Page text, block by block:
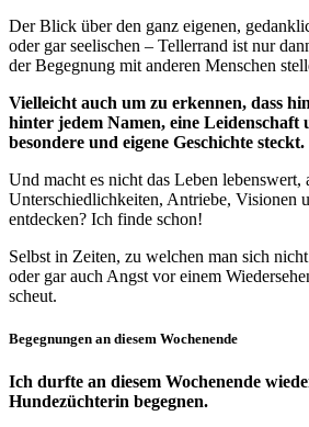
Der Blick über den ganz eigenen,
oder gar seelischen – Tellerrand ist nur
der Begegnung mit anderen Menschen
Vielleicht auch um zu erkennen, dass
hinter jedem Namen, eine Leidenschaft
besondere und eigene Geschichte steckt.
Und macht es nicht das Leben lebenswert,
Unterschiedlichkeiten, Antriebe, Visionen
entdecken? Ich finde schon!
Selbst in Zeiten, zu welchen man sich
oder gar auch Angst vor einem
scheut.
Begegnungen an diesem Wochenende
Ich durfte an diesem Wochenende
Hundezüchterin begegnen.